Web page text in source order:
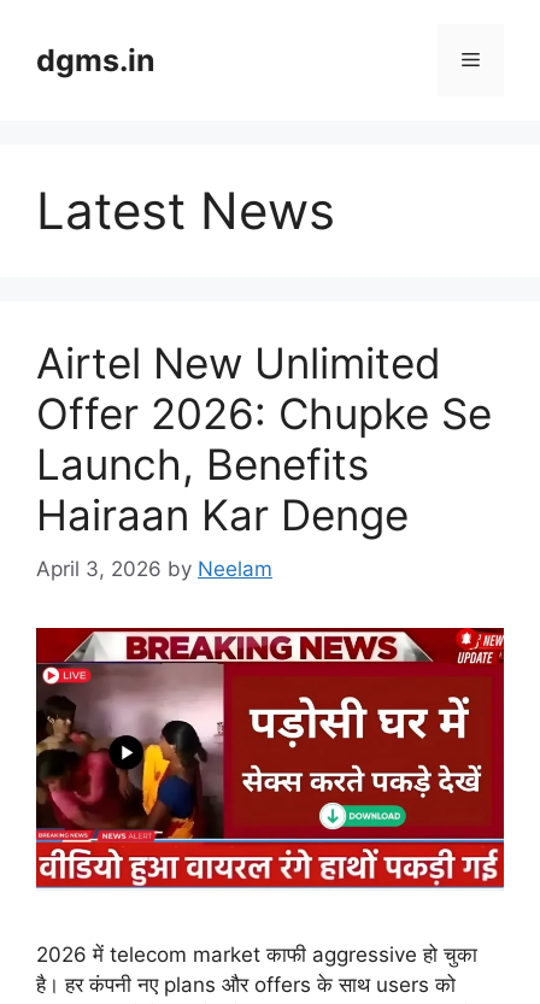
contentdgms.in Menu
Latest News
Airtel New Unlimited
Offer 2026: Chupke Se
Launch, Benefits
Hairaan Kar Denge
April 3, 2026 by Neelam
2026 में telecom market काफी aggressive हो चुका
है। हर कंपनी नए plans और offers के साथ users को